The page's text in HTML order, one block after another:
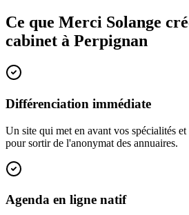
Ce que Merci Solange
cabinet à Perpignan
Différenciation immédiate
Un site qui met en avant vos spécialités
pour sortir de l'anonymat des annuaires.
Agenda en ligne natif